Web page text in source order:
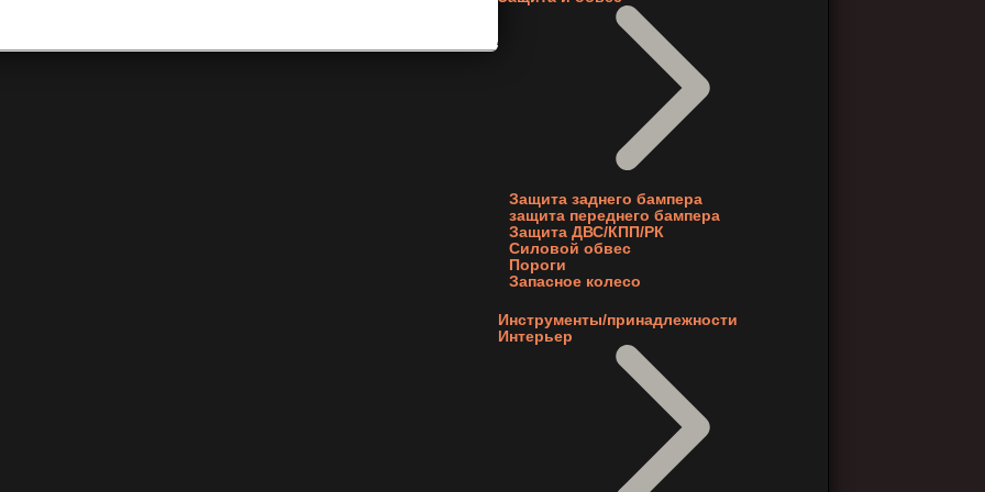
Защита заднего бампера
защита переднего бампера
Защита ДВС/КПП/РК
Силовой обвес
Пороги
Запасное колесо
Инструменты/принадлежности
Интерьер